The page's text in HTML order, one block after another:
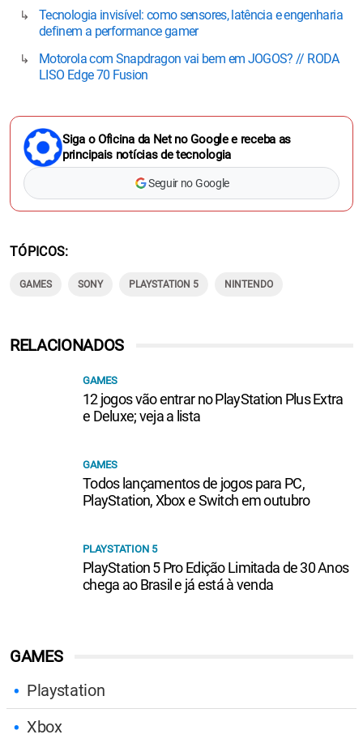
Tecnologia invisível: como sensores, latência e engenharia
definem a performance gamer
Motorola com Snapdragon vai bem em JOGOS? // RODA
LISO Edge 70 Fusion
Siga o Oficina da Net no Google e receba as
principais notícias de tecnologia
Seguir no Google
TÓPICOS
GAMES SONY PLAYSTATION 5 NINTENDO
GAMES
Playstation
Xbox
RELACIONADOS
GAMES
12 jogos vão entrar no PlayStation Plus Extra
e Deluxe; veja a lista
GAMES
Todos lançamentos de jogos para PC,
PlayStation, Xbox e Switch em outubro
PLAYSTATION 5
PlayStation 5 Pro Edição Limitada de 30 Anos
chega ao Brasil e já está à venda